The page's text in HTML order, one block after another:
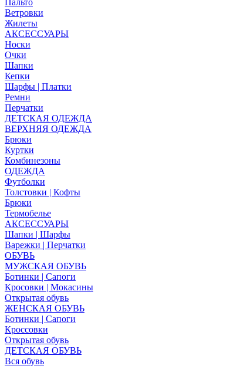
Пальто
Ветровки
Жилеты
АКСЕССУАРЫ
Носки
Очки
Шапки
Кепки
Шарфы | Платки
Ремни
Перчатки
ДЕТСКАЯ ОДЕЖДА
ВЕРХНЯЯ ОДЕЖДА
Брюки
Куртки
Комбинезоны
ОДЕЖДА
Футболки
Толстовки | Кофты
Брюки
Термобелье
АКСЕССУАРЫ
Шапки | Шарфы
Варежки | Перчатки
ОБУВЬ
МУЖСКАЯ ОБУВЬ
Ботинки | Сапоги
Кросовки | Мокасины
Открытая обувь
ЖЕНСКАЯ ОБУВЬ
Ботинки | Сапоги
Кроссовки
Открытая обувь
ДЕТСКАЯ ОБУВЬ
Вся обувь